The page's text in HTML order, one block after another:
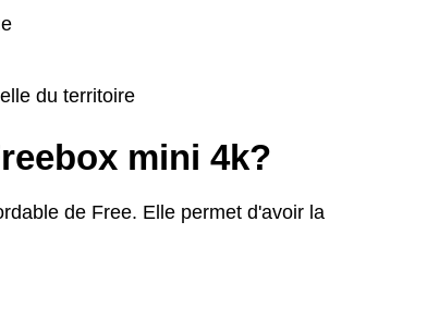
du territoire
mini 4k?
de Free. Elle permet d'avoir la